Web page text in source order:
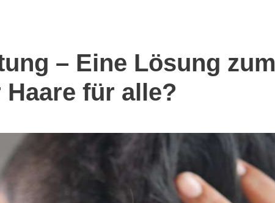
– Eine Lösung zum
für alle?